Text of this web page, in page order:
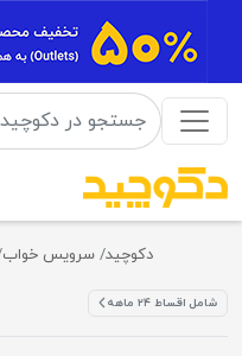
دکوچید سرویس خواب
شامل اقساط ۲۴ ماهه